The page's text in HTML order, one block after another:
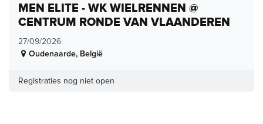
MEN ELITE - WK WIELRENNEN @
CENTRUM RONDE VAN VLAANDEREN
27/09/2026
Oudenaarde, België
Registraties nog niet open